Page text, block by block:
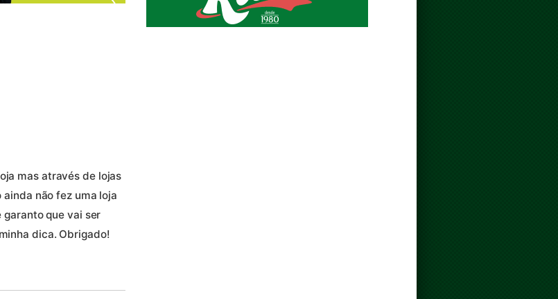
mas através de lojas
ainda não fez uma loja
garanto que vai ser
dica. Obrigado!